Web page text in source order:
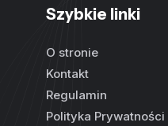
Szybkie linki
O stronie
Kontakt
Regulamin
Polityka Prywatności